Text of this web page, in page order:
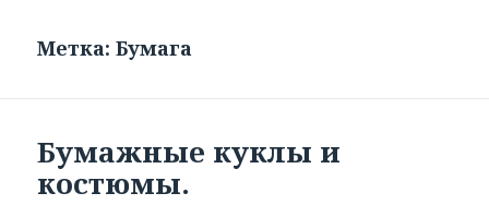
Метка: Бумага
Бумажные куклы и
костюмы.